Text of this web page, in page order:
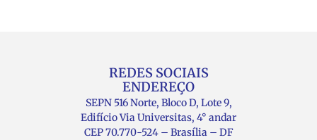
REDES SOCIAIS
ENDEREÇO
SEPN 516 Norte, Bloco D, Lote 9,
Edifício Via Universitas, 4° andar
CEP 70.770-524 – Brasília – DF